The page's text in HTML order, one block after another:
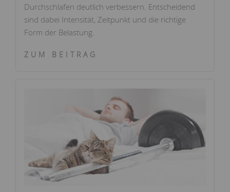
Durchschlafen deutlich verbessern. Entscheidend
sind dabei Intensität, Zeitpunkt und die richtige
Form der Belastung.
ZUM BEITRAG